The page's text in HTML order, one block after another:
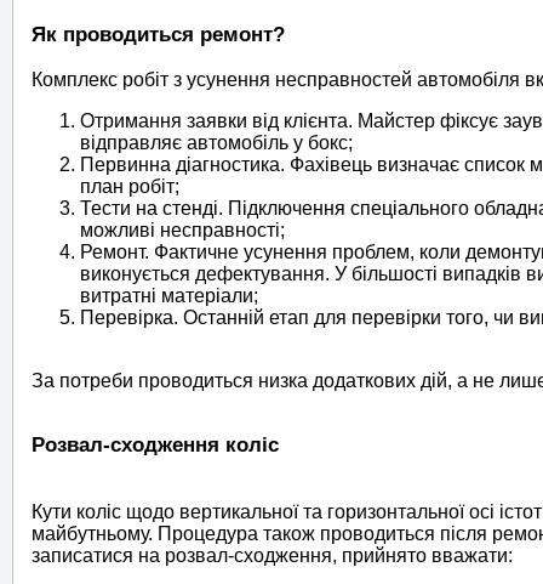
Як проводиться ремонт?
Комплекс робіт з усунення несправностей автомобіля
Отримання заявки від клієнта. Майстер фіксує
відправляє автомобіль у бокс;
Первинна діагностика. Фахівець визначає
план робіт;
Тести на стенді. Підключення спеціального
можливі несправності;
Ремонт. Фактичне усунення проблем, коли
виконується дефектування. У більшості випадків
витратні матеріали;
Перевірка. Останній етап для перевірки того, чи
За потреби проводиться низка додаткових дій, а не
Розвал-сходження коліс
Кути коліс щодо вертикальної та горизонтальної осі
майбутньому. Процедура також проводиться після
записатися на розвал-сходження, прийнято вважати: